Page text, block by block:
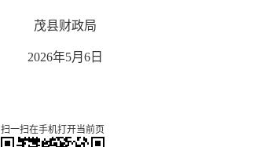
茂县财政局
2026年5月6日
扫一扫在手机打开当前页